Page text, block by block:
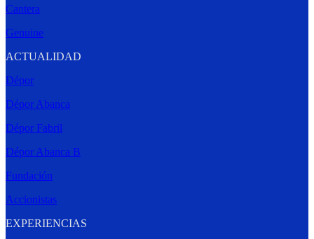
Cantera
Genuine
ACTUALIDAD
Dépor
Dépor Abanca
Dépor Fabril
Dépor Abanca B
Fundación
Accionistas
EXPERIENCIAS